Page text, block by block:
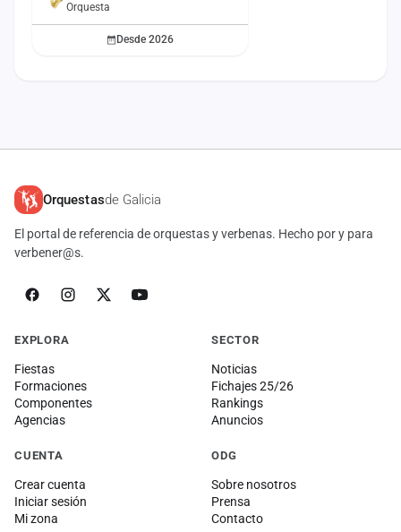
Orquesta
Desde 2026
Orquestasde Galicia
El portal de referencia de orquestas y verbenas. Hecho por y para
verbener@s.
EXPLORA
Fiestas
Formaciones
Componentes
Agencias
SECTOR
Noticias
Fichajes 25/26
Rankings
Anuncios
CUENTA
Crear cuenta
Iniciar sesión
Mi zona
ODG
Sobre nosotros
Prensa
Contacto